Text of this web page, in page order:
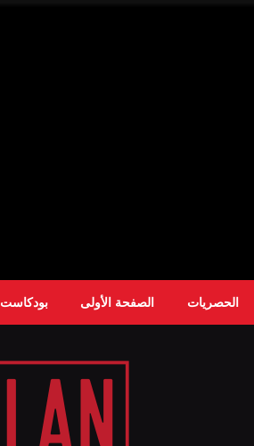
الحصريات الصفحة الأولى بودكاست